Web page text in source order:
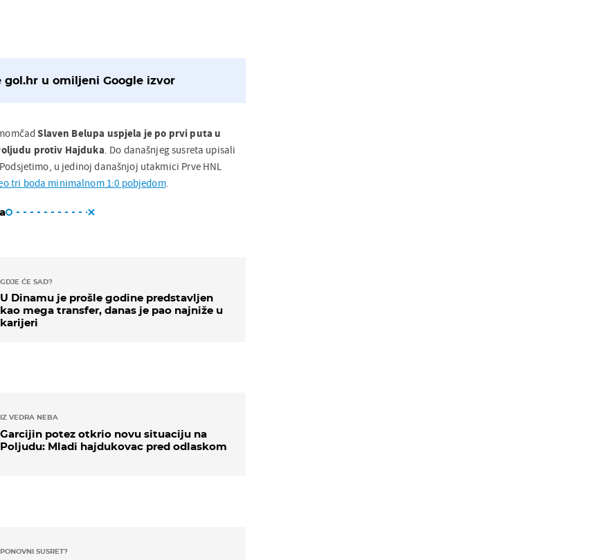
gol.hr u omiljeni Google izvor
Slaven Belupa uspjela je po prvi puta u
protiv Hajduka. Do današnjeg susreta upisali
u jedinoj današnjoj utakmici Prve HNL
tri boda minimalnom 1:0 pobjedom.
GDJE ĆE SAD?
U Dinamu je prošle godine predstavljen
kao mega transfer, danas je pao najniže u
karijeri
IZ VEDRA NEBA
Garcijin potez otkrio novu situaciju na
Poljudu: Mladi hajdukovac pred odlaskom
PONOVNI SUSRET?